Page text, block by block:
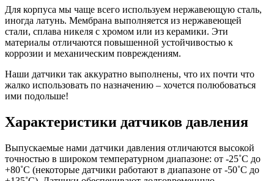
Для корпуса мы чаще всего используем нержавеющую сталь,
иногда латунь. Мембрана выполняется из нержавеющей
стали, сплава никеля с хромом или из керамики. Эти
материалы отличаются повышенной устойчивостью к
коррозии и механическим повреждениям.
Наши датчики так аккуратно выполнены, что их почти что
жалко использовать по назначению – хочется полюбоваться
ими подольше!
Характеристики датчиков давления
Выпускаемые нами датчики давления отличаются высокой
точностью в широком температурном диапазоне: от -25˚C до
+80˚C (некоторые датчики работают в диапазоне от -50˚C до